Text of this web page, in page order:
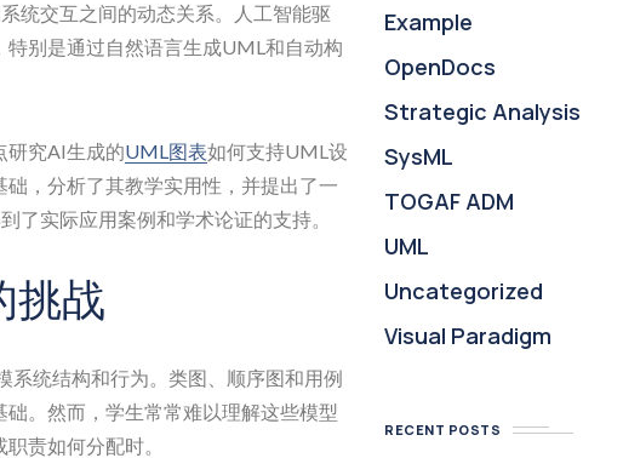
统交互之间的动态关系。人工智能驱
别是通过自然语言生成UML和自动构
研究AI生成的UML图表如何支持UML设
，分析了其教学实用性，并提出了一
实际应用案例和学术论证的支持。
挑战
系统结构和行为。类图、顺序图和用例
。然而，学生常常难以理解这些模型
责如何分配时。
Example
OpenDocs
Strategic Analysis
SysML
TOGAF ADM
UML
Uncategorized
Visual Paradigm
RECENT POSTS